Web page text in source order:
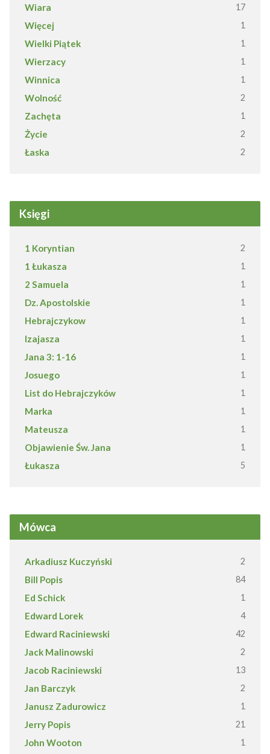
Wiara 17
Więcej 1
Wielki Piątek 1
Wierzacy 1
Winnica 1
Wolność 2
Zachęta 1
Życie 2
Łaska 2
Księgi
1 Koryntian 2
1 Łukasza 1
2 Samuela 1
Dz. Apostolskie 1
Hebrajczykow 1
Izajasza 1
Jana 3: 1-16 1
Josuego 1
List do Hebrajczyków 1
Marka 1
Mateusza 1
Objawienie Św. Jana 1
Łukasza 5
Mówca
Arkadiusz Kuczyński 2
Bill Popis 84
Ed Schick 1
Edward Lorek 4
Edward Raciniewski 42
Jack Malinowski 2
Jacob Raciniewski 13
Jan Barczyk 2
Janusz Zadurowicz 1
Jerry Popis 21
John Wooton 1